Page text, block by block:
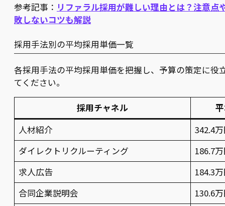
参考記事： リファラル採用が難しい理由とは？注意点
敗しないコツも解説
採用手法別の平均採用単価一覧
各採用手法の平均採用単価を把握し、予算の策定に役
てください。
採用チャネル
人材紹介
342.4
ダイレクトリクルーティング
186.7
求人広告
184.3
合同企業説明会
130.6